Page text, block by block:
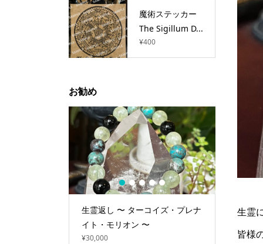
生霊
皆様
魔術ステッカー
The Sigillum D...
¥400
お勧め
生霊返し 〜 ターコイズ・プレナ
イト・モリオン 〜
¥30,000
マジカ
3,800
1 2 3 4 5